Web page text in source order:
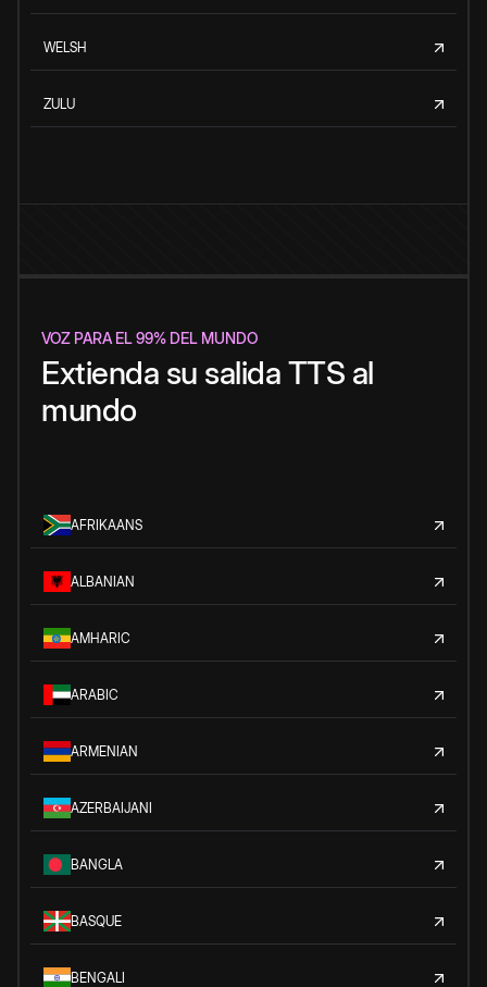
WELSH
ZULU
VOZ PARA EL 99% DEL MUNDO
Extienda su salida TTS al
mundo
AFRIKAANS
ALBANIAN
AMHARIC
ARABIC
ARMENIAN
AZERBAIJANI
BANGLA
BASQUE
BENGALI